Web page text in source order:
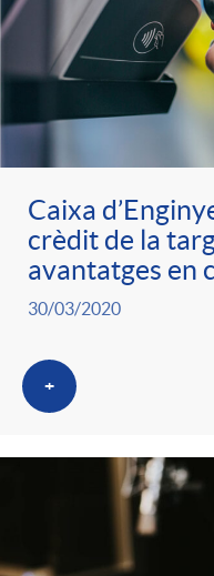
Caixa
crèdit de la
avantatges en
30/03/2020
+